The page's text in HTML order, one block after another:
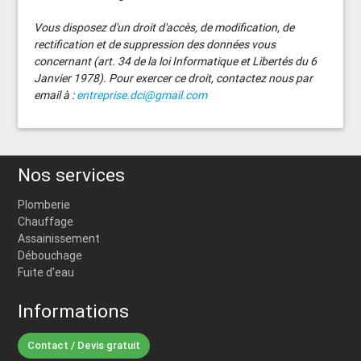
Vous disposez d'un droit d'accès, de modification, de
rectification et de suppression des données vous
concernant (art. 34 de la loi Informatique et Libertés du 6
Janvier 1978). Pour exercer ce droit, contactez nous par
email à :entreprise.dci@gmail.com
Nos services
Plomberie
Chauffage
Assainissement
Débouchage
Fuite d'eau
Informations
Contact / Devis gratuit